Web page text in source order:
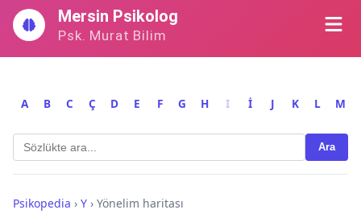
İçeriğe
geç
Mersin Psikolog
Psk. Murat Bilim
A B C Ç D E F G H I İ J K L M
Ara
Psikopedia › Y › Yönelim haritası